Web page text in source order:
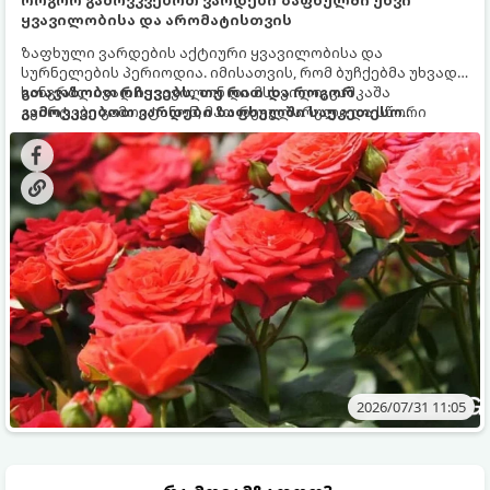
ყვავილობისა და არომატისთვის
ზაფხული ვარდების აქტიური ყვავილობისა და
სურნელების პერიოდია. იმისათვის, რომ ბუჩქებმა უხვად,
ხანგრძლივად იყვავილონ და მსხვილი, კაშკაშა
კვირტები გამოიტანონ, მათ რეგულარული და სწორი
გამოკვება სჭირდებათ. ზაფხულის პერიოდში მცენარის
მოთხოვნილებები იცვლება, ამიტომ მნიშვნელოვანია
ვიცოდეთ, რომელი სასუქები გამოიყენება ამ დროს.
გთავაზობთ რჩევებს, თუ რით და როგორ
გამოვკვებოთ ვარდები ზაფხულში საუკეთესო
შედეგის მისაღწევად:
2026/07/31 11:05